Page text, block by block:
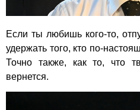
Если ты любишь кого-то,
удержать того, кто по-
Точно также, как то, что
вернется.